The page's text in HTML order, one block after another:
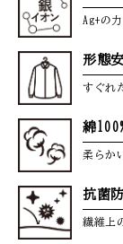
Ag+の
形態
すぐれ
綿
柔らか
抗菌
繊維上